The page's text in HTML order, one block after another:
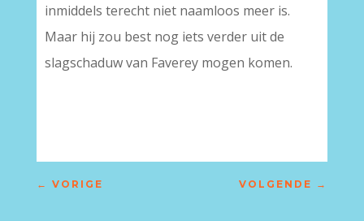
inmiddels terecht niet naamloos meer is.
Maar hij zou best nog iets verder uit de
slagschaduw van Faverey mogen komen.
← VORIGE VOLGENDE →